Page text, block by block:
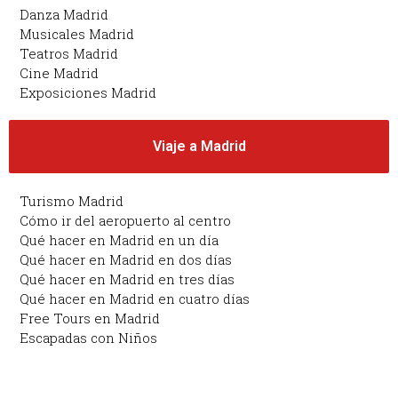
Danza Madrid
Musicales Madrid
Teatros Madrid
Cine Madrid
Exposiciones Madrid
Viaje a Madrid
Turismo Madrid
Cómo ir del aeropuerto al centro
Qué hacer en Madrid en un día
Qué hacer en Madrid en dos días
Qué hacer en Madrid en tres días
Qué hacer en Madrid en cuatro días
Free Tours en Madrid
Escapadas con Niños